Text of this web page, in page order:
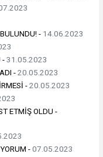
- 14.06.2023
-31.05.2023
-20.05.2023
-20.05.2023
ETMİŞ OLDU -
-07.05.2023